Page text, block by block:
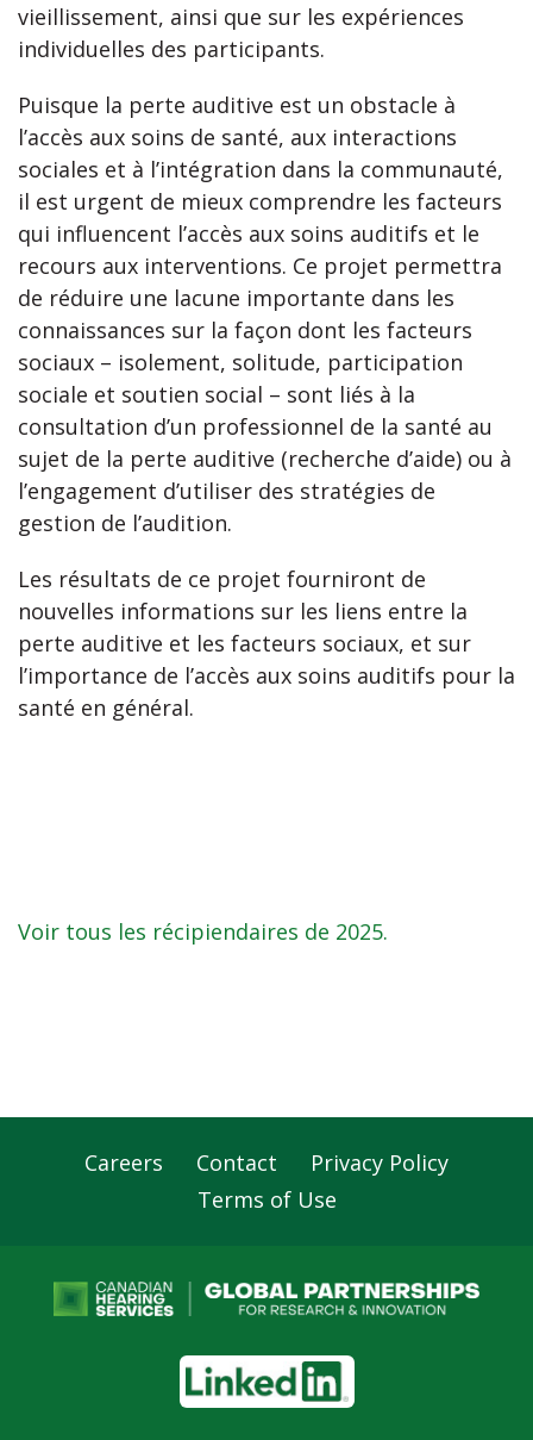
vieillissement, ainsi que sur les expériences
individuelles des participants.
Puisque la perte auditive est un obstacle à
l’accès aux soins de santé, aux interactions
sociales et à l’intégration dans la communauté,
il est urgent de mieux comprendre les facteurs
qui influencent l’accès aux soins auditifs et le
recours aux interventions. Ce projet permettra
de réduire une lacune importante dans les
connaissances sur la façon dont les facteurs
sociaux – isolement, solitude, participation
sociale et soutien social – sont liés à la
consultation d’un professionnel de la santé au
sujet de la perte auditive (recherche d’aide) ou à
l’engagement d’utiliser des stratégies de
gestion de l’audition.
Les résultats de ce projet fourniront de
nouvelles informations sur les liens entre la
perte auditive et les facteurs sociaux, et sur
l’importance de l’accès aux soins auditifs pour la
santé en général.
Voir tous les récipiendaires de 2025.
Careers Contact
Privacy Policy
Terms of Use
LinkedIn